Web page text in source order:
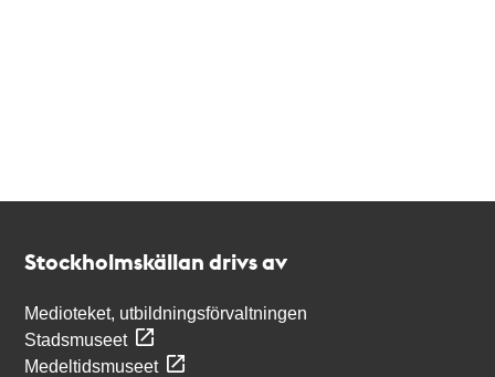
Stockholmskällan drivs av
Medioteket, utbildningsförvaltningen
Stadsmuseet
Medeltidsmuseet